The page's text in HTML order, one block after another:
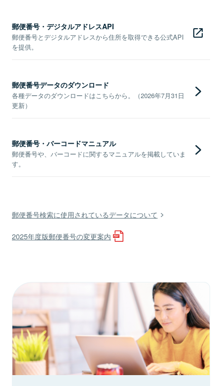
郵便番号・デジタルアドレスAPI
郵便番号とデジタルアドレスから住所を取得できる公式API
を提供。
郵便番号データのダウンロード
各種データのダウンロードはこちらから。（2026年7月31日
更新）
郵便番号・バーコードマニュアル
郵便番号や、バーコードに関するマニュアルを掲載していま
す。
郵便番号検索に使用されているデータについて
2025年度版郵便番号の変更案内